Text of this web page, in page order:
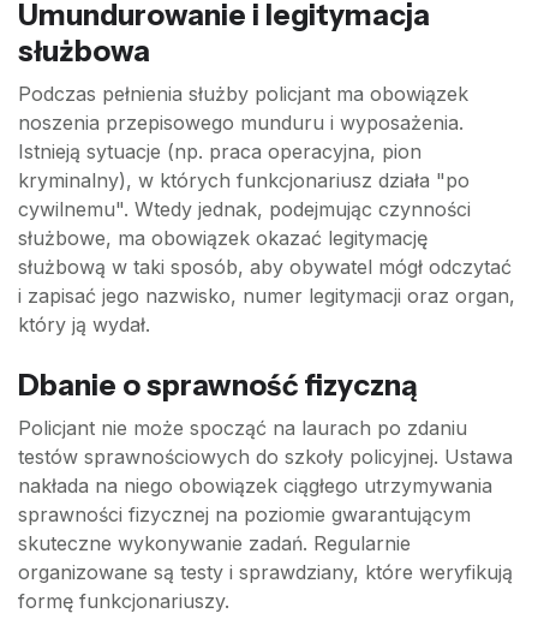
Umundurowanie i legitymacja
służbowa
Podczas pełnienia służby policjant ma obowiązek
noszenia przepisowego munduru i wyposażenia.
Istnieją sytuacje (np. praca operacyjna, pion
kryminalny), w których funkcjonariusz działa "po
cywilnemu". Wtedy jednak, podejmując czynności
służbowe, ma obowiązek okazać legitymację
służbową w taki sposób, aby obywatel mógł odczytać
i zapisać jego nazwisko, numer legitymacji oraz organ,
który ją wydał.
Dbanie o sprawność fizyczną
Policjant nie może spocząć na laurach po zdaniu
testów sprawnościowych do szkoły policyjnej. Ustawa
nakłada na niego obowiązek ciągłego utrzymywania
sprawności fizycznej na poziomie gwarantującym
skuteczne wykonywanie zadań. Regularnie
organizowane są testy i sprawdziany, które weryfikują
formę funkcjonariuszy.